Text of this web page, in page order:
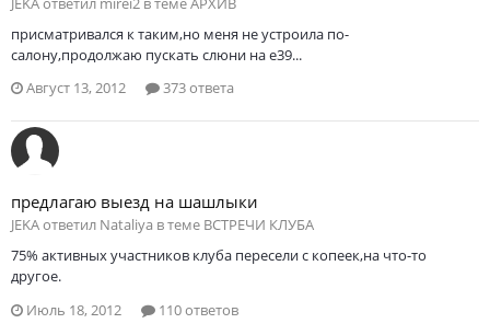
присматривался к таким,но меня не устроила по-
салону,продолжаю пускать слюни на е39...
Август 13, 2012
373 ответа
предлагаю выезд на шашлыки
JEKA ответил Nataliya в теме ВСТРЕЧИ КЛУБА
75% активных участников клуба пересели с копеек,на что-то
другое.
Июль 18, 2012
110 ответов